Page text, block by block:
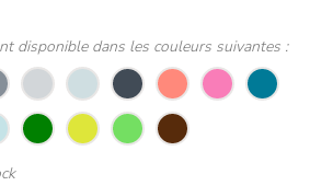
disponible dans les couleurs suivantes :